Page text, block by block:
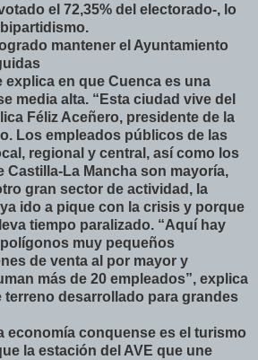
el 72,35% del electorado-, lo
mantener el Ayuntamiento
explica en que Cuenca es una
media alta. “Esta ciudad vive del
Féliz Aceñero, presidente de la
Los empleados públicos de las
regional y central, así como los
Castilla-La Mancha son mayoría,
gran sector de actividad, la
ido a pique con la crisis y porque
tiempo paralizado. “Aquí hay
muy pequeños
de venta al por mayor y
más de 20 empleados”, explica
terreno desarrollado para grandes
economía conquense es el turismo
la estación del AVE que une